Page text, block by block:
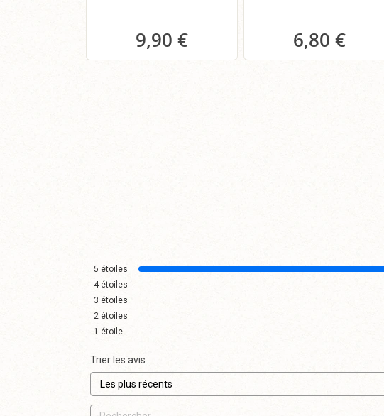
9,90 € 6,80 €
5 étoiles
4étoiles
3 étoiles
2 étoiles
1 étoile
Trier les avis